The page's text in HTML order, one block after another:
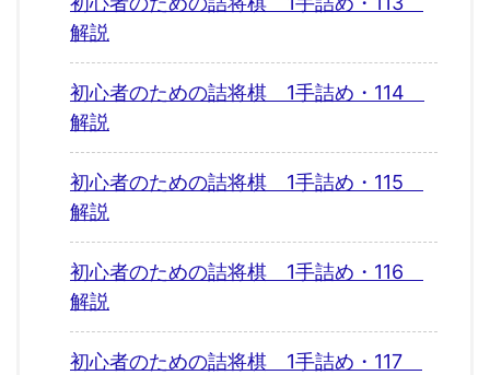
解説
初心者のための詰将棋 1手詰め・114
解説
初心者のための詰将棋 1手詰め・115
解説
初心者のための詰将棋 1手詰め・116
解説
初心者のための詰将棋 1手詰め・117